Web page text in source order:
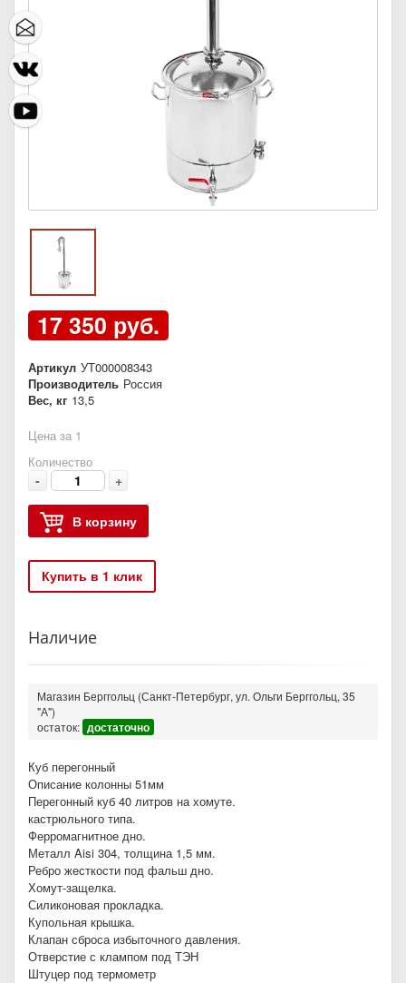
17 350 руб.
Артикул УТ000008343
Производитель Россия
Вес, кг 13,5
Цена за 1
Количество
- +
В корзину
Купить в 1 клик
Наличие
Магазин Берггольц (Санкт-Петербург, ул. Ольги Берггольц, 35
"А")
остаток: достаточно
Куб перегонный
Описание колонны 51мм
Перегонный куб 40 литров на хомуте.
кастрюльного типа.
Ферромагнитное дно.
Металл Aisi 304, толщина 1,5 мм.
Ребро жесткости под фальш дно.
Хомут-защелка.
Силиконовая прокладка.
Купольная крышка.
Клапан сброса избыточного давления.
Отверстие с клампом под ТЭН
Штуцер под термометр